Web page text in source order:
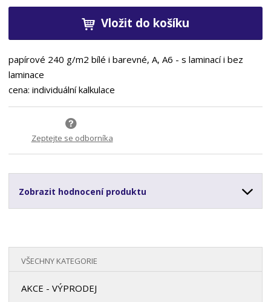
Vložit do košíku
papírové 240 g/m2 bílé i barevné, A, A6 - s laminací i bez
laminace
cena: individuální kalkulace
Zeptejte se odborníka
Zobrazit hodnocení produktu
VŠECHNY KATEGORIE
AKCE - VÝPRODEJ